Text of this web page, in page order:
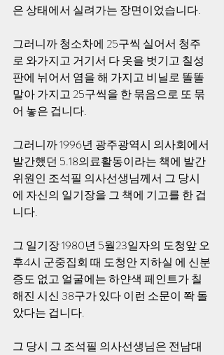
은 상태에서 실려가는 장면이었습니다.
그러니까 청소차에 25구씩 실어서 청주
로 와가지고 거기서 다 옷을 벗기고 칠성
판에 뉘어서 염을 해 가지고 비닐로 똘똘
말아 가지고 25구씩을 한 묶음으로 또 묶
어 놓은 겁니다.
그러니까 1996년 광주광역시 의사회에서
발간했던 5.18의료활동이라는 책에 발간
위원인 조석필 의사선생님께서 그 당시
에 자신의 일기장을 그 책에 기고를 한 겁
니다.
그 일기장 1980년 5월23일자의 도청앞 오
후4시 군중집회 때 도청안 지하실 에 신분
증도 없고 얼굴에는 하얀색 페인트가 칠
해진 시신 38구가 있다 이런 소문이 쫙 돌
았다는 겁니다.
그 당시 그 조석필 의사선생님은 전남대